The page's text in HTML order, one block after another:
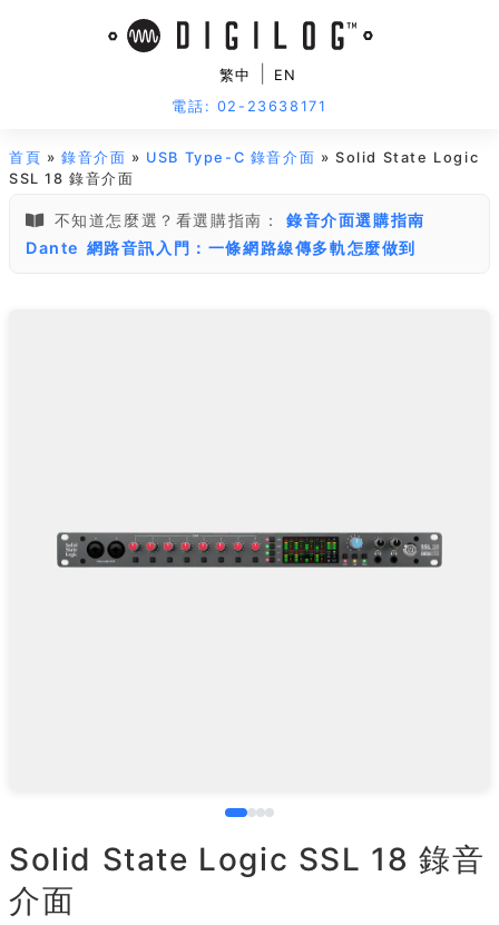
繁中
EN
電話: 02-23638171
首頁 »錄音介面 » USB Type-C 錄音介面 » Solid State Logic
SSL 18 錄音介面
不知道怎麼選？看選購指南：
錄音介面選購指南
Dante 網路音訊入門：一條網路線傳多軌怎麼做到
Solid State Logic SSL 18 錄音
介面